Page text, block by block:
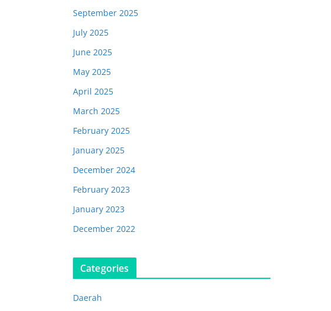
September 2025
July 2025
June 2025
May 2025
April 2025
March 2025
February 2025
January 2025
December 2024
February 2023
January 2023
December 2022
Categories
Daerah